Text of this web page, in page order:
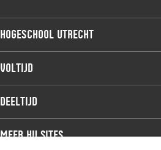
Hogeschool Utrecht
Voltijdopleidingen
Deeltijdopleidingen
Onderzoek
Voltijd
Associate degree
Bachelor
Master
Deeltijd
Associate degree
Meer HU sites